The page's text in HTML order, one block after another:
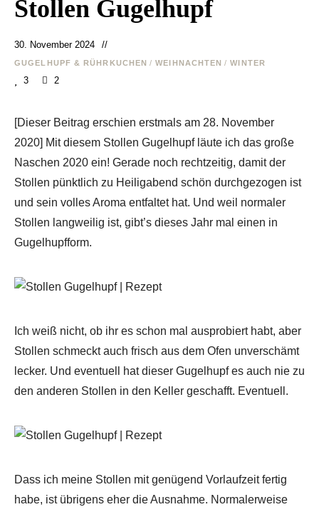
Stollen Gugelhupf
30. November 2024
GUGELHUPF & RÜHRKUCHEN / WEIHNACHTEN / WINTER
3 2
[Dieser Beitrag erschien erstmals am 28. November
2020] Mit diesem Stollen Gugelhupf läute ich das große
Naschen 2020 ein! Gerade noch rechtzeitig, damit der
Stollen pünktlich zu Heiligabend schön durchgezogen ist
und sein volles Aroma entfaltet hat. Und weil normaler
Stollen langweilig ist, gibt’s dieses Jahr mal einen in
Gugelhupfform.
Ich weiß nicht, ob ihr es schon mal ausprobiert habt, aber
Stollen schmeckt auch frisch aus dem Ofen unverschämt
lecker. Und eventuell hat dieser Gugelhupf es auch nie zu
den anderen Stollen in den Keller geschafft. Eventuell.
Dass ich meine Stollen mit genügend Vorlaufzeit fertig
habe, ist übrigens eher die Ausnahme. Normalerweise